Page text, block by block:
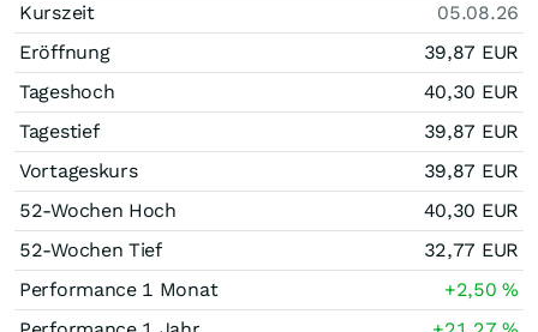
Kurszeit
05.08.26
Eröffnung
39,87 EUR
Tageshoch
40,30 EUR
Tagestief
39,87 EUR
Vortageskurs
39,87 EUR
52-Wochen Hoch
40,30 EUR
52-Wochen Tief
32,77 EUR
Performance 1 Monat
+2,50%